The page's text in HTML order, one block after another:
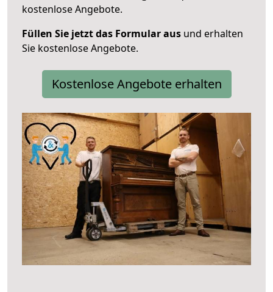
kostenlose Angebote.
Füllen Sie jetzt das Formular aus und erhalten
Sie kostenlose Angebote.
Kostenlose Angebote erhalten